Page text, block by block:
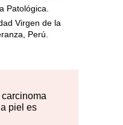
Patológica.
Virgen de la
Perú.
carcinoma
piel es